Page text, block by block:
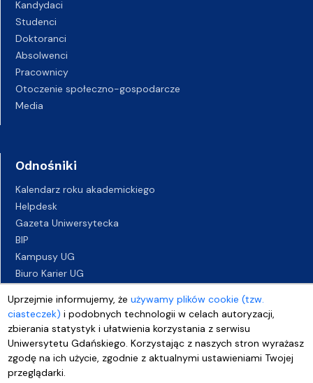
Uprzejmie informujemy, żeużywamy plików cookie (tzw.
ciasteczek) i podobnych technologii w celach autoryzacji,
zbierania statystyk i ułatwienia korzystania z serwisu
Uniwersytetu Gdańskiego. Korzystając z naszych stron wyrażasz
zgodę na ich użycie, zgodnie z aktualnymi ustawieniami Twojej
przeglądarki.
Kandydaci
Studenci
Doktoranci
Absolwenci
Pracownicy
Otoczenie społeczno-gospodarcze
Media
Odnośniki
Kalendarz roku akademickiego
Helpdesk
Gazeta Uniwersytecka
BIP
Kampusy UG
Biuro Karier UG
Deklaracja dostępności